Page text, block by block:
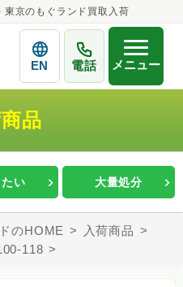
京のもぐランド買取入荷
EN 電話 メニュー
品
い 大量処分
のHOME
入荷商品
118